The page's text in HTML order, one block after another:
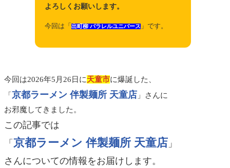
よろしくお願いします。
今回は「 出町柳 パラレルユニバース」です。
今回は2026年5月26日に天童市に爆誕した、
「京都ラーメン 伴製麺所 天童店 」さんに
お邪魔してきました。
この記事では
「 京都ラーメン 伴製麺所 天童店 」
さんについての情報をお届けします。